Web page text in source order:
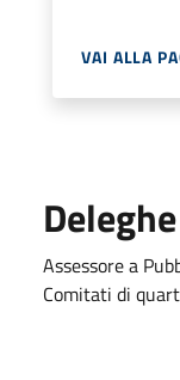
VAI ALLA
Deleghe
Assessore a
Comitati di